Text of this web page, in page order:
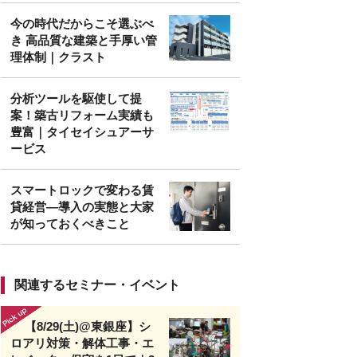
今の時代だからこそ選ぶべ
き 高品質な建築と手厚い管
理体制｜クラスト
分析ツールを駆使して提
案！築古リフォーム実績も
豊富｜タイセイシュアーサ
ービス
スマートロックで変わる賃
貸経営—導入の実態と大家
が知っておくべきこと
関連するセミナー・イベント
【8/29(土)@東銀座】シ
ロアリ対策・解体工事・エ